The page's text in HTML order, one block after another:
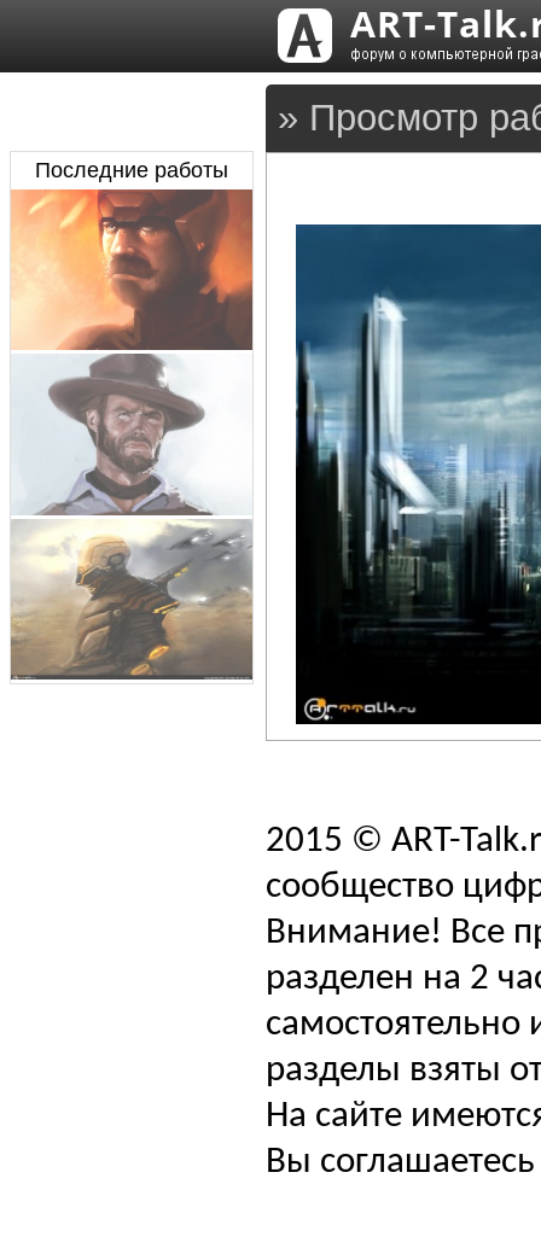
» Просмотр
Последние работы
2015 © ART-
сообщество
Внимание! Все
разделен на 2
самостоятельно
разделы взяты
На сайте
Вы